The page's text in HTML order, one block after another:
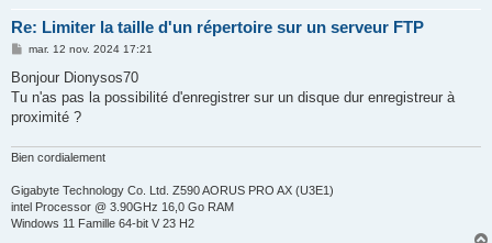
Re: Limiter la taille d'un répertoire sur un serveur FTP
M
s
a
g
mar. 12 nov. 2024 17:21
Bonjour Dionysos70
Tu n'as pas la possibilité d'enregistrer sur un disque dur enregistreur à
proximité ?
Bien cordialement
Gigabyte Technology Co. Ltd. Z590 AORUS PRO AX (U3E1)
intel Processor @ 3.90GHz 16,0 Go RAM
Windows 11 Famille 64-bit V 23 H2